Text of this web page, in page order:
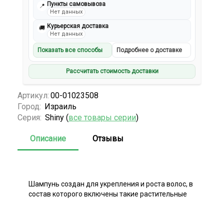
📍 Пункты самовывоза
Нет данных
🚚 Курьерская доставка
Нет данных
Показать все способы Подробнее о доставке
Рассчитать стоимость доставки
Артикул: 00-01023508
Город: Израиль
Серия: Shiny (все товары серии)
Описание Отзывы
Шампунь создан для укрепления и роста волос, в
состав которого включены такие растительные